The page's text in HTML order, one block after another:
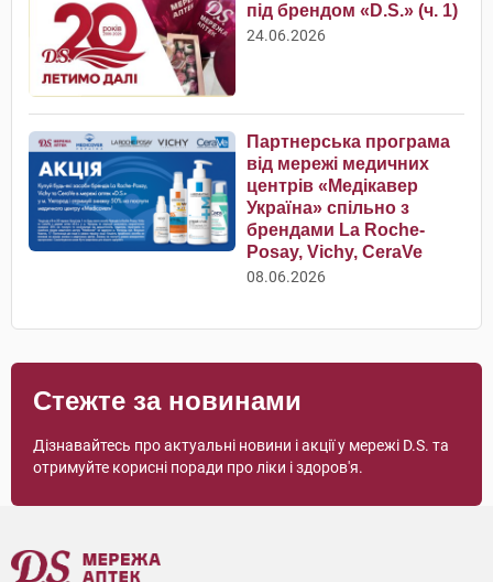
під брендом «D.S.» (ч. 1)
24.06.2026
Партнерська програма
від мережі медичних
центрів «Медікавер
Україна» спільно з
брендами La Roche-
Posay, Vichy, CeraVe
08.06.2026
Стежте за новинами
Дізнавайтесь про актуальні новини і акції у мережі D.S. та
отримуйте корисні поради про ліки і здоров'я.